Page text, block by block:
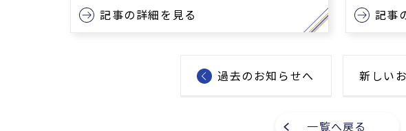
記事の詳細を見る 記事
過去のお知らせへ 新しい
一覧へ戻る